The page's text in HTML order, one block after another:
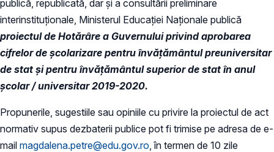
publică, republicată, dar și a consultării preliminare
interinstituționale, Ministerul Educaţiei Naţionale publică
proiectul de Hotărâre a Guvernului privind aprobarea
cifrelor de școlarizare pentru învățământul preuniversitar
de stat şi pentru învățământul superior de stat în anul
școlar / universitar 2019-2020.​
Propunerile, sugestiile sau opiniile cu privire la proiectul de act
normativ supus dezbaterii publice pot fi trimise pe adresa de e-
mail magdalena.petre@edu.gov.ro , în termen de 10 zile